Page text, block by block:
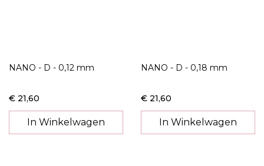
NANO - D - 0,12 mm
€ 21,60
In Winkelwagen
NANO - D - 0,18 mm
€ 21,60
In Winkelwagen